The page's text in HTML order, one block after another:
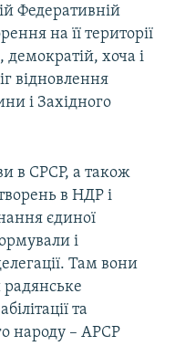
Федеративній
на її території
хоча і
відновлення
і Західного
в СРСР, а також
в НДР і
єдиної
і
Там вони
та
народу – АРСР